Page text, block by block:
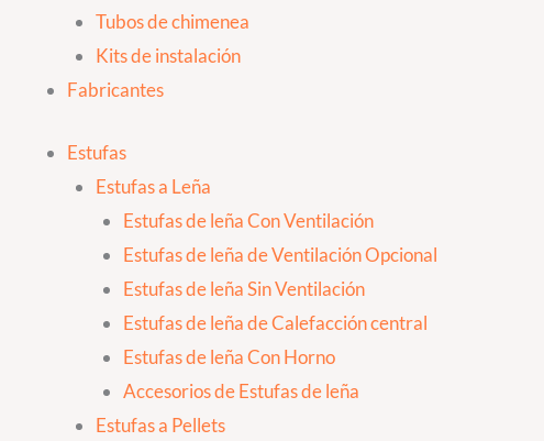
Tubos de chimenea
Kits de instalación
Fabricantes
Estufas
Estufas a Leña
Estufas de leña Con Ventilación
Estufas de leña de Ventilación Opcional
Estufas de leña Sin Ventilación
Estufas de leña de Calefacción central
Estufas de leña Con Horno
Accesorios de Estufas de leña
Estufas a Pellets